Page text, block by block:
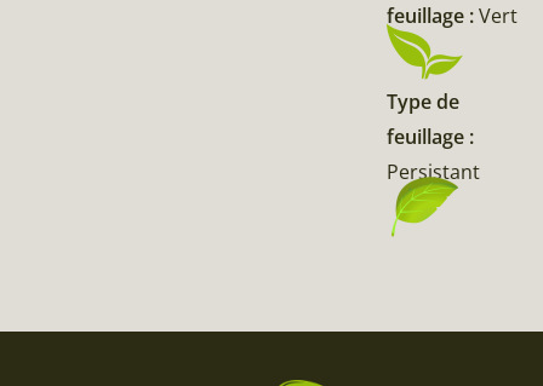
feuillage :Vert
Type de
feuillage :
Persistant